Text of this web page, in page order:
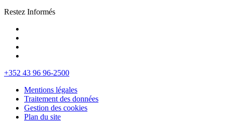
Restez Informés
+352 43 96 96-2500
Mentions légales
Traitement des données
Gestion des cookies
Plan du site